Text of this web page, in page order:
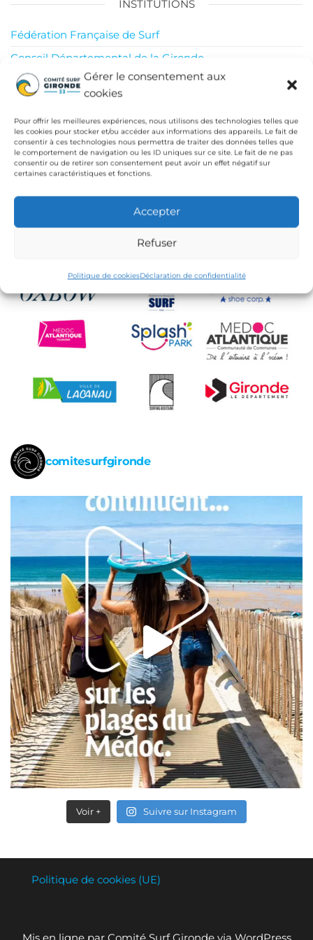
Gérer le consentement aux
cookies
Pour offrir les meilleures expériences, nous utilisons des technologies telles que
les cookies pour stocker et/ou accéder aux informations des appareils. Le fait de
consentir à ces technologies nous permettra de traiter des données telles que
le comportement de navigation ou les ID uniques sur ce site. Le fait de ne pas
consentir ou de retirer son consentement peut avoir un effet négatif sur
certaines caractéristiques et fonctions.
Accepter
Refuser
Politique de cookiesDéclaration de confidentialité
INSTITUTIONS
Fédération Française de Surf
Conseil Départemental de la Gironde
Ligue de Surf de Nouvelle Aquitaine
comitesurfgironde
Voir + Suivre sur Instagram
Politique de cookies (UE)